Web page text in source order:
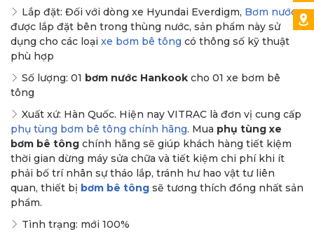
Lắp đặt: Đối với dòng xe Hyundai Everdigm, Bơm nước
được lắp đặt bên trong thùng nước, sản phẩm này sử
dụng cho các loại xe bơm bê tông có thông số kỹ thuật
phù hợp
Số lượng: 01 bơm nước Hankook cho 01 xe bơm bê
tông
Xuất xứ: Hàn Quốc. Hiện nay VITRAC là đơn vị cung cấp
phụ tùng bơm bê tông chính hãng. Mua phụ tùng xe
bơm bê tông chính hãng sẽ giúp khách hàng tiết kiệm
thời gian dừng máy sửa chữa và tiết kiệm chi phí khi ít
phải bố trí nhân sự tháo lắp, tránh hư hao vật tư liên
quan, thiết bị bơm bê tông sẽ tương thích đồng nhất sản
phẩm.
Tình trạng: mới 100%